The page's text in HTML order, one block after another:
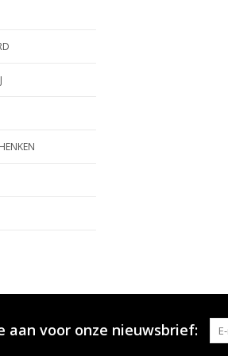
aan voor onze nieuwsbrief: